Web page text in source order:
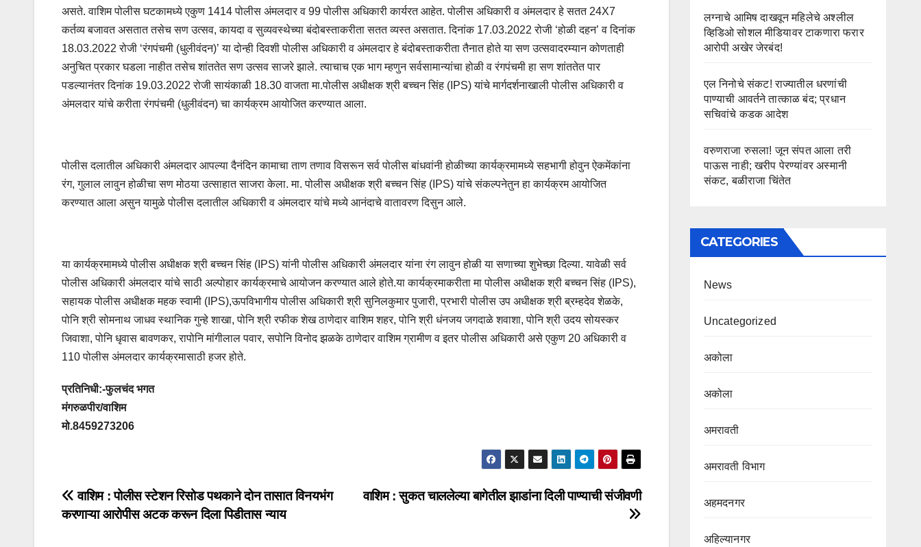
असते. वाशिम पोलीस घटकामध्ये एकुण 1414 पोलीस अंमलदार व 99 पोलीस अधिकारी कार्यरत आहेत. पोलीस अधिकारी व अंमलदार हे सतत 24X7
कर्तव्य बजावत असतात तसेच सण उत्सव, कायदा व सुव्यवस्थेच्या बंदोबस्ताकरीता सतत व्यस्त असतात. दिनांक 17.03.2022 रोजी ‘होळी दहन’ व दिनांक
18.03.2022 रोजी ‘रंगपंचमी (धुलीवंदन)’ या दोन्ही दिवशी पोलीस अधिकारी व अंमलदार हे बंदोबस्ताकरीता तैनात होते या सण उत्सवादरम्यान कोणताही
अनुचित प्रकार घडला नाहीत तसेच शांततेत सण उत्सव साजरे झाले. त्याचाच एक भाग म्हणुन सर्वसामान्यांचा होळी व रंगपंचमी हा सण शांततेत पार
पडल्यानंतर दिनांक 19.03.2022 रोजी सायंकाळी 18.30 वाजता मा.पोलीस अधीक्षक श्री बच्चन सिंह (IPS) यांचे मार्गदर्शनाखाली पोलीस अधिकारी व
अंमलदार यांचे करीता रंगपंचमी (धुलीवंदन) चा कार्यक्रम आयोजित करण्यात आला.
पोलीस दलातील अधिकारी अंमलदार आपल्या दैनंदिन कामाचा ताण तणाव विसरून सर्व पोलीस बांधवांनी होळीच्या कार्यक्रमामध्ये सहभागी होवुन ऐकमेंकांना
रंग, गुलाल लावुन होळीचा सण मोठया उत्साहात साजरा केला. मा. पोलीस अधीक्षक श्री बच्चन सिंह (IPS) यांचे संकल्पनेतुन हा कार्यक्रम आयोजित
करण्यात आला असुन यामुळे पोलीस दलातील अधिकारी व अंमलदार यांचे मध्ये आनंदाचे वातावरण दिसुन आले.
या कार्यक्रमामध्ये पोलीस अधीक्षक श्री बच्चन सिंह (IPS) यांनी पोलीस अधिकारी अंमलदार यांना रंग लावुन होळी या सणाच्या शुभेच्छा दिल्या. यावेळी सर्व
पोलीस अधिकारी अंमलदार यांचे साठी अल्पोहार कार्यक्रमाचे आयोजन करण्यात आले होते.या कार्यक्रमाकरीता मा पोलीस अधीक्षक श्री बच्चन सिंह (IPS),
सहायक पोलीस अधीक्षक महक स्वामी (IPS),ऊपविभागीय पोलीस अधिकारी श्री सुनिलकुमार पुजारी, प्रभारी पोलीस उप अधीक्षक श्री ब्रम्हदेव शेळके,
पोनि श्री सोमनाथ जाधव स्थानिक गुन्हे शाखा, पोनि श्री रफीक शेख ठाणेदार वाशिम शहर, पोनि श्री धंनजय जगदाळे शवाशा, पोनि श्री उदय सोयस्कर
जिवाशा, पोनि धृवास बावणकर, रापोनि मांगीलाल पवार, सपोनि विनोद झळके ठाणेदार वाशिम ग्रामीण व इतर पोलीस अधिकारी असे एकुण 20 अधिकारी व
110 पोलीस अंमलदार कार्यक्रमासाठी हजर होते.
प्रतिनिधी:-फुलचंद भगत
मंगरुळपीर/वाशिम
मो.8459273206
वाशिम : सुकत चाललेल्या बागेतील झाडांना दिली पाण्याची संजीवणी
वाशिम : पोलीस स्टेशन रिसोड पथकाने दोन तासात विनयभंग
करणाऱ्या आरोपीस अटक करून दिला पिडीतास न्याय
लग्नाचे आमिष दाखवून महिलेचे अश्लील
व्हिडिओ सोशल मीडियावर टाकणारा फरार
आरोपी अखेर जेरबंद!
एल निनोचे संकट! राज्यातील धरणांची
पाण्याची आवर्तने तात्काळ बंद; प्रधान
सचिवांचे कडक आदेश
वरुणराजा रुसला! जून संपत आला तरी
पाऊस नाही; खरीप पेरण्यांवर अस्मानी
संकट, बळीराजा चिंतेत
CATEGORIES
News
Uncategorized
अकोला
अकोला
अमरावती
अमरावती विभाग‌
अहमदनगर
अहिल्यानगर